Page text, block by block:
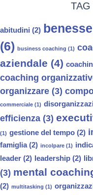
abitudini (2)
(6)
business coaching (1)
aziendale (4)
coaching
organizzare (3)
commerciale (1)
efficienza (3)
(1) gestione del tempo (2)
famiglia(2) incolpare (1)
leader (2) leadership (2)
(3) mental
(2) multitasking (1)